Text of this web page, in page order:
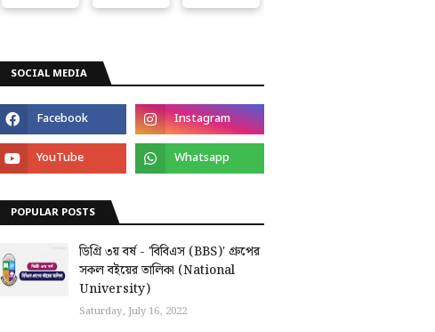
SOCIAL MEDIA
POPULAR POSTS
ডিগ্রি ৩য় বর্ষ - 'বিবিএস (BBS)' গ্রুপের
সকল বইয়ের তালিকা (National
University)
Saturday, July 16, 2022